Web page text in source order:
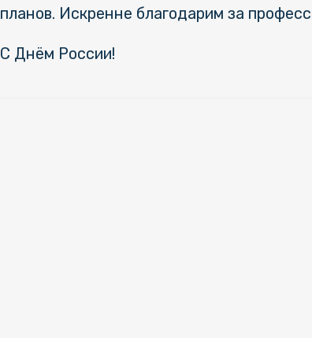
планов. Искренне благодарим за
С Днём России!